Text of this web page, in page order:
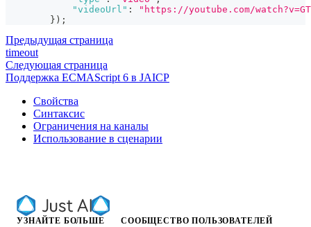
"videoUrl" :
"https://youtube.com/
} ) ;
Предыдущая страница
timeout
Следующая страница
Поддержка ECMAScript 6 в JAICP
Свойства
Синтаксис
Ограничения на каналы
Использование в сценарии
УЗНАЙТЕ БОЛЬШЕ СООБЩЕСТВО ПОЛЬЗОВАТЕЛЕЙ